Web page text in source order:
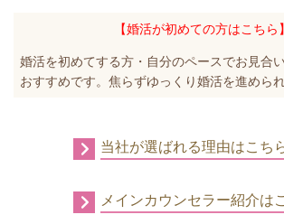
【婚活が初めての方はこちら】
婚活を初めてする方・自分のペースでお見合
おすすめです。焦らずゆっくり婚活を進められ
当社が選ばれる理由はこ
メインカウンセラー紹介は